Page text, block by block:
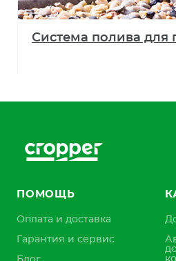
Система полива для
ПОМОЩЬ
Оплата и доставка
Гарантия и сервис